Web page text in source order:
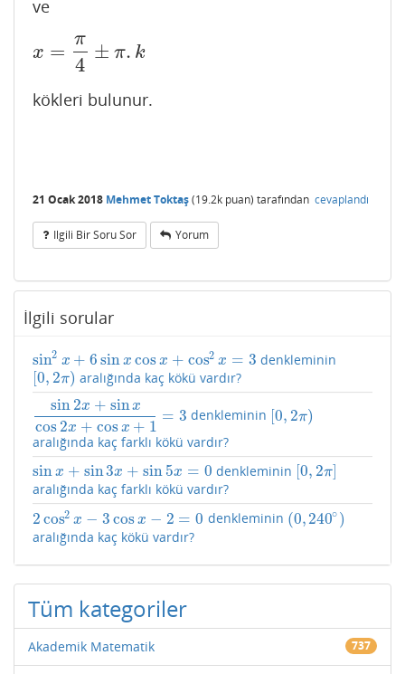
ve
x =
π
4
± π. k
x= π4 ±π .k
kökleri bulunur.
21 Ocak 2018 Mehmet Toktaş(19.2k puan) tarafından cevaplandı
Ilgili Bir Soru Sor Yorum
İlgili sorular
sin2 x + 6 sinx cosx + cos2 x = 3
sin2 x+ 6sin xcosx+cos2x =3 denkleminin
[0, 2π)
0,2π) aralığında kaç kökü vardır?
sin2x + sinx
cos2x + cos x + 1
= 3
sin2x+sinxcos2x+cos +1 =3denkleminin [0, 2π)
0,2π)
aralığında kaç farklı kökü vardır?
sinx + sin3x + sin5x = 0
sinx+ sin 3x+sin5x= 0 denkleminin [0, 2π]
[0,2π]
aralığında kaç farklı kökü vardır?
2cos2 x − 3cosx − 2 = 0
2 cos2x −3cosx−2=0 denkleminin (0,240∘ )
(0,240∘)
aralığında kaç kökü vardır?
Tüm kategoriler
Akademik Matematik 737